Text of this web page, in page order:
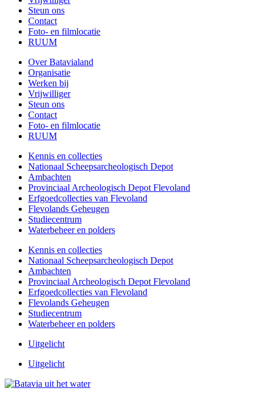
Steun ons
Contact
Foto- en filmlocatie
RUUM
Over Batavialand
Organisatie
Werken bij
Vrijwilliger
Steun ons
Contact
Foto- en filmlocatie
RUUM
Kennis en collecties
Nationaal Scheepsarcheologisch Depot
Ambachten
Provinciaal Archeologisch Depot Flevoland
Erfgoedcollecties van Flevoland
Flevolands Geheugen
Studiecentrum
Waterbeheer en polders
Kennis en collecties
Nationaal Scheepsarcheologisch Depot
Ambachten
Provinciaal Archeologisch Depot Flevoland
Erfgoedcollecties van Flevoland
Flevolands Geheugen
Studiecentrum
Waterbeheer en polders
Uitgelicht
Uitgelicht